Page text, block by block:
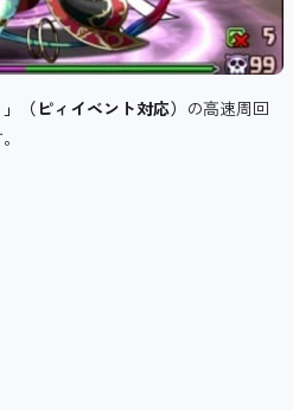
（ピィイベント対応） の高速周回